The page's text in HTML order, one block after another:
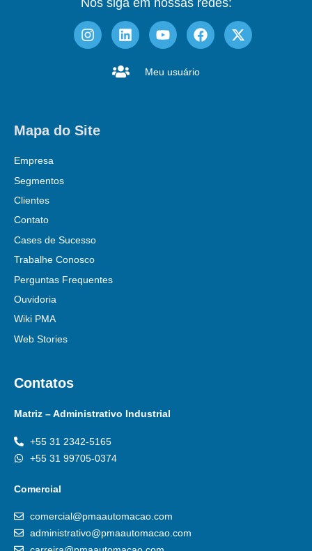
Meu usuário
Mapa do Site
Empresa
Segmentos
Clientes
Contato
Cases de Sucesso
Trabalhe Conosco
Perguntas Frequentes
Ouvidoria
Wiki PMA
Web Stories
Contatos
Matriz – Administrativo Industrial
+55 31 2342-5165
+55 31 99705-0374
Comercial
comercial@pmaautomacao.com
administrativo@pmaautomacao.com